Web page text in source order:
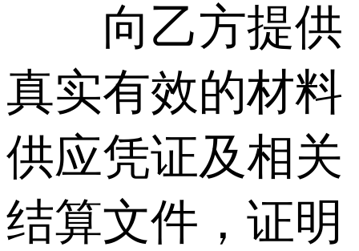
向乙方提供
真实有效的材料
供应凭证及相关
结算文件，证明